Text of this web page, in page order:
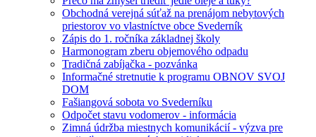
Obchodná verejná súťaž na prenájom nebytových
priestorov vo vlastníctve obce Svederník
Zápis do 1. ročníka základnej školy
Harmonogram zberu objemového odpadu
Tradičná zabíjačka - pozvánka
Informačné stretnutie k programu OBNOV SVOJ
DOM
Fašiangová sobota vo Svederníku
Odpočet stavu vodomerov - informácia
Zimná údržba miestnych komunikácií - výzva pre